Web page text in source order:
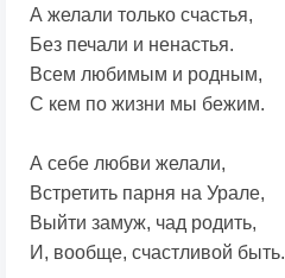
А желали только счастья,
Без печали и ненастья.
Всем любимым и родным,
С кем по жизни мы бежим.
А себе любви желали,
Встретить парня на Урале,
Выйти замуж, чад родить,
И, вообще, счастливой быть.